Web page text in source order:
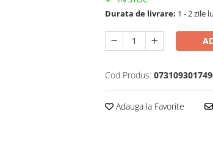
Durata de livrare: 1 - 2 zile
Cod Produs:
Adauga la Favorite